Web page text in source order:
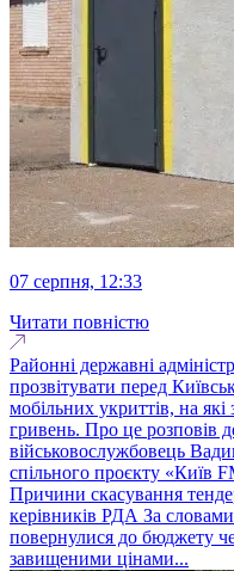
07 серпня, 12:33
Читати повністю
Районні державні
прозвітувати перед
мобільних укриттів, на
гривень. Про це розповів
військовослужбовець
спільного проєкту «Київ
Причини скасування
керівників РДА За
повернулися до бюджету
завищеними цінами...